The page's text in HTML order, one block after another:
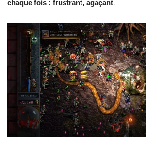
chaque fois : frustrant, agaçant.